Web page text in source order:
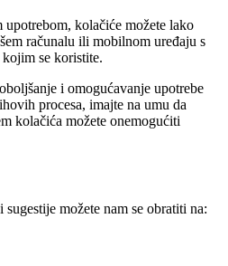
kolačiće možete lako
računalu ili mobilnom uređaju s
se koristite.
i omogućavanje upotrebe
procesa, imajte na umu da
kolačića možete onemogućiti
možete nam se obratiti na: